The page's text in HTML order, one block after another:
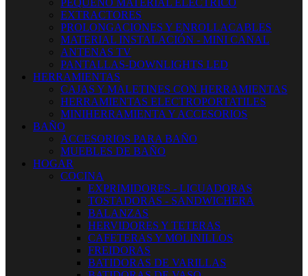
PEQUEÑO MATERIAL ELECTRICO
EXTRACTORES
PROLONGACIONES Y ENROLLACABLES
MATERIAL INSTALACIÓN - MINI CANAL
ANTENAS TV
PANTALLAS-DOWNLIGHTS LED
HERRAMIENTAS
CAJAS Y MALETINES CON HERRAMIENTAS
HERRAMIENTAS ELECTROPORTATILES
MINIHERRAMIENTA Y ACCESORIOS
BAÑO
ACCESORIOS PARA BAÑO
MUEBLES DE BAÑO
HOGAR
COCINA
EXPRIMIDORES - LICUADORAS
TOSTADORAS - SANDWICHERA
BALANZAS
HERVIDORES Y TETERAS
CAFETERAS Y MOLINILLOS
FREIDORAS
BATIDORAS DE VARILLAS